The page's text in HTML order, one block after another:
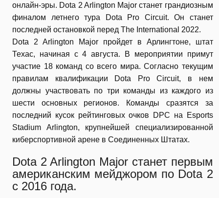
онлайн-эры. Dota 2 Arlington Major станет грандиозным
финалом летнего тура Dota Pro Circuit. Он станет
последней остановкой перед The International 2022.
Dota 2 Arlington Major пройдет в Арлингтоне, штат
Техас, начиная с 4 августа. В мероприятии примут
участие 18 команд со всего мира. Согласно текущим
правилам квалификации Dota Pro Circuit, в нем
должны участвовать по три команды из каждого из
шести основных регионов. Команды сразятся за
последний кусок рейтинговых очков DPC на Esports
Stadium Arlington, крупнейшей специализированной
киберспортивной арене в Соединенных Штатах.
Dota 2 Arlington Major станет первым
американским мейджором по Dota 2
с 2016 года.